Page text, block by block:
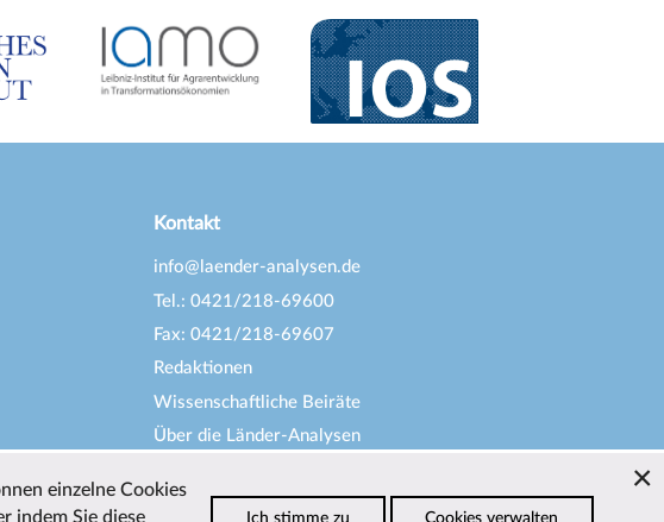
Kontakt
info@laender-analysen.de
Tel.: 0421/218-69600
Fax: 0421/218-69607
Redaktionen
Wissenschaftliche Beiräte
Über die Länder-Analysen
Barrierefreiheit
einzelne Cookies
indem Sie diese
Ich stimme zu Cookies verwalten